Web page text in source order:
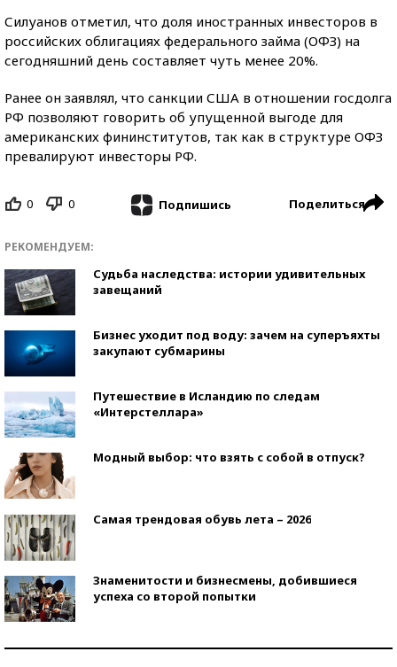
Силуанов отметил, что доля иностранных инвесторов в
российских облигациях федерального займа (ОФЗ) на
сегодняшний день составляет чуть менее 20%.
Ранее он заявлял, что санкции США в отношении госдолга
РФ позволяют говорить об упущенной выгоде для
американских фининститутов, так как в структуре ОФЗ
превалируют инвесторы РФ.
0 0 Подпишись Поделиться
РЕКОМЕНДУЕМ:
Судьба наследства: истории удивительных
завещаний
Бизнес уходит под воду: зачем на суперъяхты
закупают субмарины
Путешествие в Исландию по следам
«Интерстеллара»
Модный выбор: что взять с собой в отпуск?
Самая трендовая обувь лета – 2026
Знаменитости и бизнесмены, добившиеся
успеха со второй попытки